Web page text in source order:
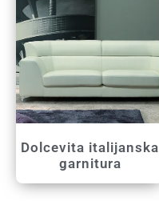
Dolcevita italijanska
garnitura